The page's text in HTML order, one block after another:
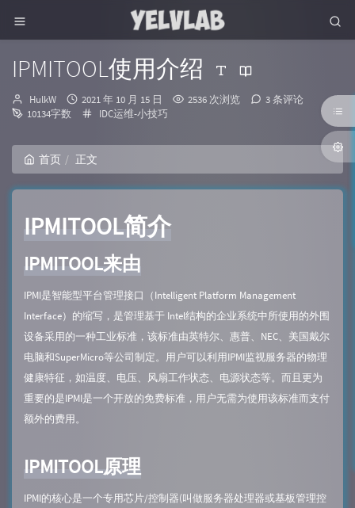
IPMITOOL使用介绍
博
主：
HulkW
发
布
2021 年 10 月 15 日 2536 次浏览
3 条评论
10134字数
分
IDC运维-小技巧
首页 正文
IPMITOOL简介
IPMITOOL来由
IPMI是智能型平台管理接口（Intelligent Platform Management
Interface）的缩写，是管理基于 Intel结构的企业系统中所使用的外围
设备采用的一种工业标准，该标准由英特尔、惠普、NEC、美国戴尔
电脑和SuperMicro等公司制定。用户可以利用IPMI监视服务器的物理
健康特征，如温度、电压、风扇工作状态、电源状态等。而且更为
重要的是IPMI是一个开放的免费标准，用户无需为使用该标准而支付
额外的费用。
IPMITOOL原理
IPMI的核心是一个专用芯片/控制器(叫做服务器处理器或基板管理控